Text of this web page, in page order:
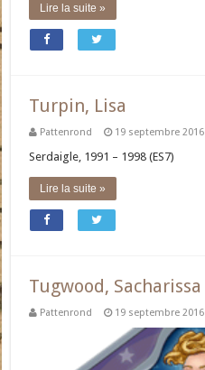
Lire la suite »
Turpin, Lisa
Pattenrond 19 septembre 2016
Serdaigle, 1991 – 1998 (ES7)
Lire la suite »
Tugwood, Sacharissa
Pattenrond 19 septembre 2016